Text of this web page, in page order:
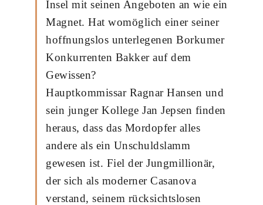
Insel mit seinen Angeboten an wie ein
Magnet. Hat womöglich einer seiner
hoffnungslos unterlegenen Borkumer
Konkurrenten Bakker auf dem
Gewissen?
Hauptkommissar Ragnar Hansen und
sein junger Kollege Jan Jepsen finden
heraus, dass das Mordopfer alles
andere als ein Unschuldslamm
gewesen ist. Fiel der Jungmillionär,
der sich als moderner Casanova
verstand, seinem rücksichtslosen